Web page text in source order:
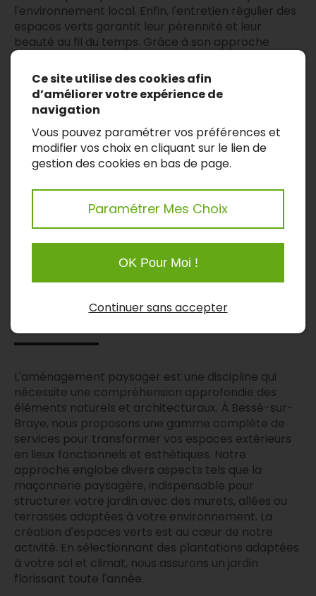
l'environnement local. Enfin, l'entretien régulier des
espaces verts garantit leur pérennité et leur
beauté au fil du temps. Grâce à son approche
projet, ART'MONIE PAYSAGE contribue à améliorer
la qualité des paysages résidentiels et
commerciaux.
Découvrez les services
d'ART'MONIE PAYSAGE
pour votre projet de
maçonnerie
paysagère
L'aménagement paysager est une discipline qui
nécessite une compréhension approfondie des
éléments naturels et architecturaux. À Bessé-sur-
Braye, nous proposons une gamme complète de
services pour transformer vos espaces extérieurs
en lieux fonctionnels et esthétiques. Notre
approche englobe divers aspects tels que la
maçonnerie paysagère, indispensable pour
structurer votre jardin avec des murets, allées ou
terrasses adaptées à votre environnement. La
création d'espaces verts est au cœur de notre
activité. En sélectionnant des plantations adaptées
à votre sol et climat, nous assurons un jardin
florissant toute l'année.
Ce site utilise des cookies afin
d’améliorer votre expérience de
navigation
Vous pouvez paramétrer vos préférences et
modifier vos choix en cliquant sur le lien de
gestion des cookies en bas de page.
Paramétrer Mes Choix
OK Pour Moi !
Continuer sans accepter